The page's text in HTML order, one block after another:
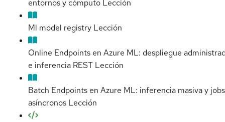
entornos y cómputo Lección
Ml model registry Lección
Online Endpoints en Azure ML: despliegue
e inferencia REST Lección
Batch Endpoints en Azure ML: inferencia masiva y jobs
asíncronos Lección